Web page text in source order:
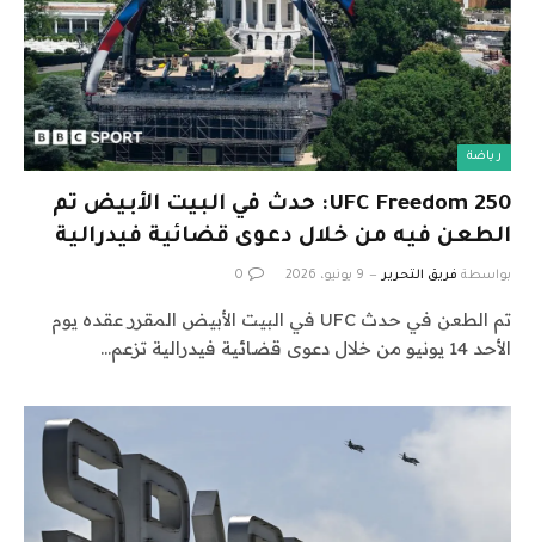
رياضة
UFC Freedom 250: حدث في البيت الأبيض تم
الطعن فيه من خلال دعوى قضائية فيدرالية
بواسطة فريق التحرير 9 يونيو، 2026 0
تم الطعن في حدث UFC في البيت الأبيض المقرر عقده يوم
الأحد 14 يونيو من خلال دعوى قضائية فيدرالية تزعم…